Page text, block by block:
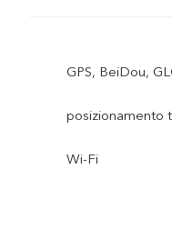
GPS, BeiDou,
posizionamento
Wi-Fi